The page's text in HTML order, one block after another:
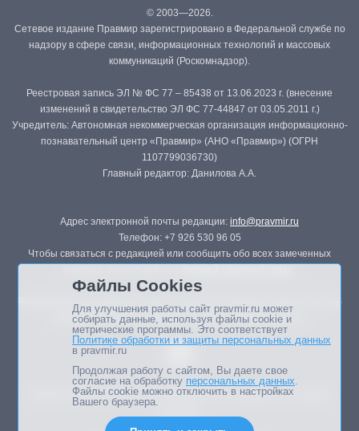
© 2003—2026.
Сетевое издание Правмир зарегистрировано в Федеральной службе по
надзору в сфере связи, информационных технологий и массовых
коммуникаций (Роскомнадзор).
Реестровая запись ЭЛ № ФС 77 – 85438 от 13.06.2023 г. (внесение
изменений в свидетельство ЭЛ ФС 77-44847 от 03.05.2011 г.)
Учредитель: Автономная некоммерческая организация информационно-
познавательный центр «Правмир» (АНО «Правмир») (ОГРН
1107799036730)
Главный редактор: Данилова А.А.
Адрес электронной почты редакции: info@pravmir.ru
Телефон: +7 926 530 96 05
Чтобы связаться с редакцией или сообщить обо всех замеченных
Републикация материалов сайта в печатных изданиях (книгах, прессе)
возможна только с письменного разрешения редакции.
Мнение авторов статей портала может не совпадать с позицией
Файлы Cookies
Для улучшения работы сайт pravmir.ru может
собирать данные, используя файлы cookie и
метрические программы. Это соответствует
Политике обработки и защиты персональных данных
в pravmir.ru
Продолжая работу с сайтом, Вы даете свое
согласие на обработку персональных данных.
Файлы cookie можно отключить в настройках
Вашего браузера.